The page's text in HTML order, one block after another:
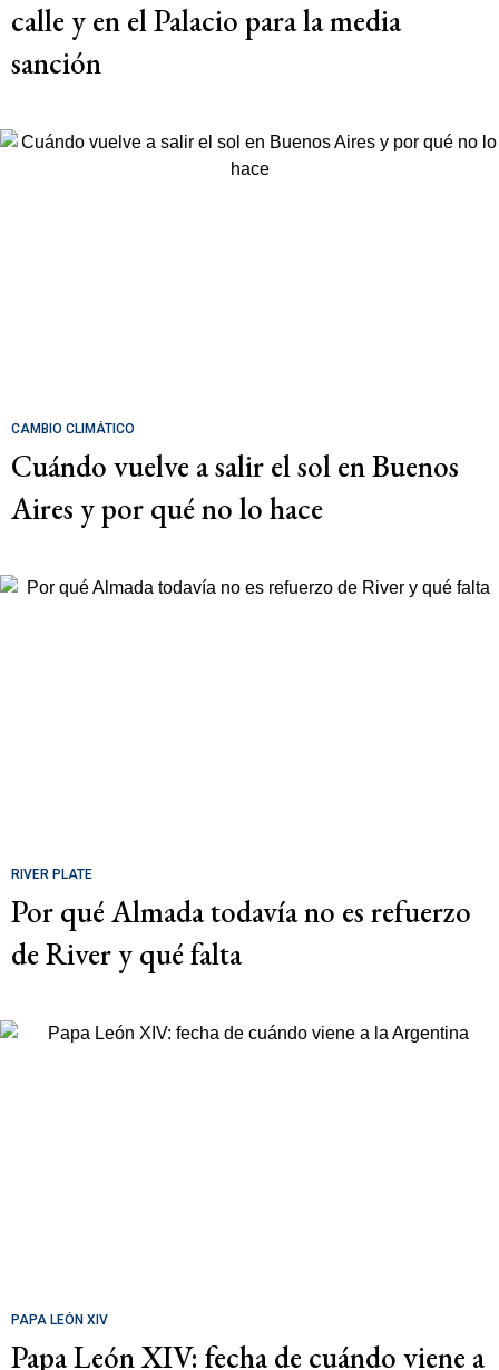
calle y en el Palacio para la media
sanción
CAMBIO CLIMÁTICO
Cuándo vuelve a salir el sol en Buenos
Aires y por qué no lo hace
RIVER PLATE
Por qué Almada todavía no es refuerzo
de River y qué falta
PAPA LEÓN XIV
Papa León XIV: fecha de cuándo viene a